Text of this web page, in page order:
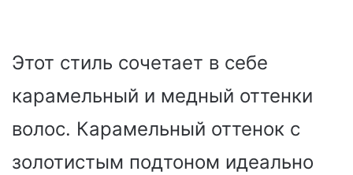
Этот стиль сочетает в себе
карамельный и медный оттенки
волос. Карамельный оттенок с
золотистым подтоном идеально